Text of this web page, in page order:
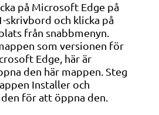
på Microsoft Edge på
skrivbord och klicka på
från snabbmenyn.
som versionen för
Edge, här är
den här mappen. Steg
Installer och
för att öppna den.